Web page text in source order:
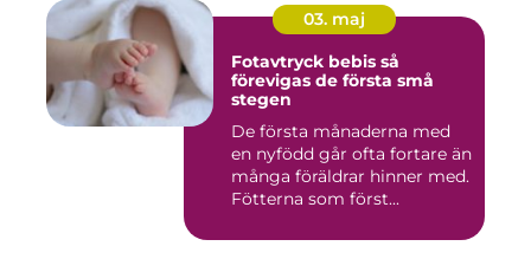
03. maj
Fotavtryck bebis så
förevigas de första små
stegen
De första månaderna med
en nyfödd går ofta fortare än
många föräldrar hinner med.
Fötterna som först...